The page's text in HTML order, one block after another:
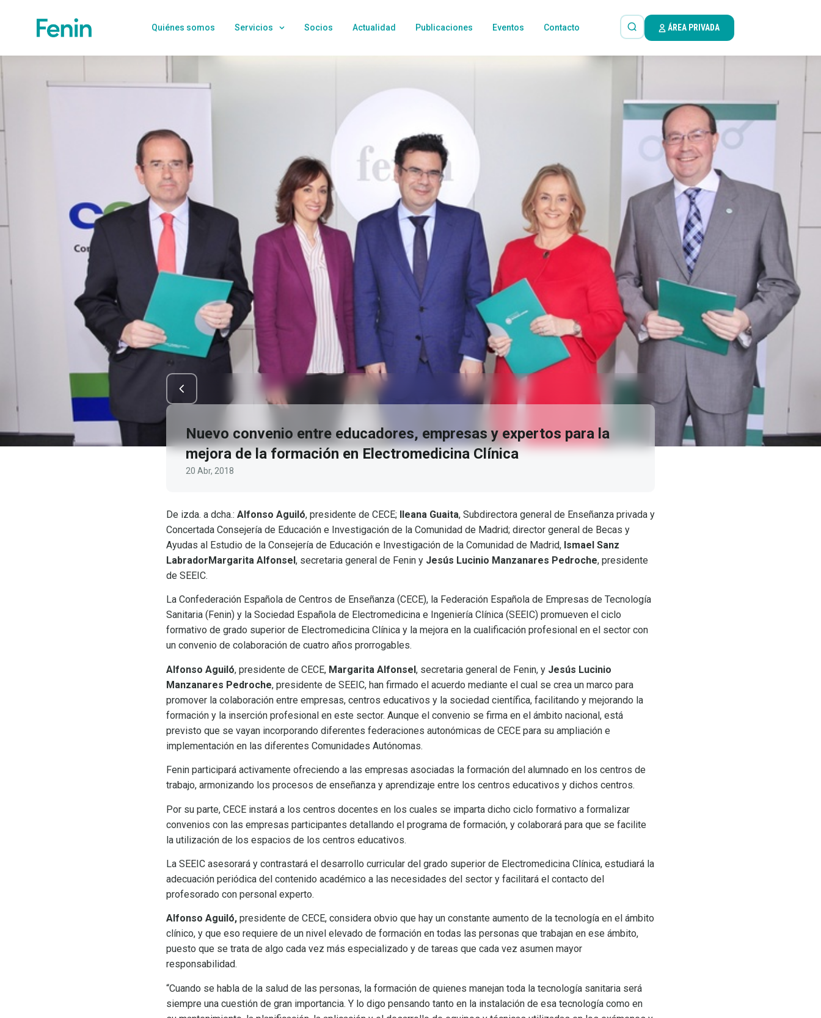
Quiénes somos Servicios Socios Actualidad Publicaciones Eventos Contacto ÁREA PRIVADA
Nuevo convenio entre educadores, empresas y expertos para la
mejora de la formación en Electromedicina Clínica
20 Abr, 2018
De izda. a dcha.: Alfonso Aguiló, presidente de CECE; Ileana Guaita, Subdirectora general de Enseñanza privada y
Concertada Consejería de Educación e Investigación de la Comunidad de Madrid; director general de Becas y
Ayudas al Estudio de la Consejería de Educación e Investigación de la Comunidad de Madrid, Ismael Sanz
LabradorMargarita Alfonsel, secretaria general de Fenin y Jesús Lucinio Manzanares Pedroche, presidente
de SEEIC.
La Confederación Española de Centros de Enseñanza (CECE), la Federación Española de Empresas de Tecnología
Sanitaria (Fenin) y la Sociedad Española de Electromedicina e Ingeniería Clínica (SEEIC) promueven el ciclo
formativo de grado superior de Electromedicina Clínica y la mejora en la cualificación profesional en el sector con
un convenio de colaboración de cuatro años prorrogables.
Alfonso Aguiló, presidente de CECE, Margarita Alfonsel, secretaria general de Fenin, y Jesús Lucinio
Manzanares Pedroche, presidente de SEEIC, han firmado el acuerdo mediante el cual se crea un marco para
promover la colaboración entre empresas, centros educativos y la sociedad científica, facilitando y mejorando la
formación y la inserción profesional en este sector. Aunque el convenio se firma en el ámbito nacional, está
previsto que se vayan incorporando diferentes federaciones autonómicas de CECE para su ampliación e
implementación en las diferentes Comunidades Autónomas.
Fenin participará activamente ofreciendo a las empresas asociadas la formación del alumnado en los centros de
trabajo, armonizando los procesos de enseñanza y aprendizaje entre los centros educativos y dichos centros.
Por su parte, CECE instará a los centros docentes en los cuales se imparta dicho ciclo formativo a formalizar
convenios con las empresas participantes detallando el programa de formación, y colaborará para que se facilite
la utilización de los espacios de los centros educativos.
La SEEIC asesorará y contrastará el desarrollo curricular del grado superior de Electromedicina Clínica, estudiará la
adecuación periódica del contenido académico a las necesidades del sector y facilitará el contacto del
profesorado con personal experto.
Alfonso Aguiló, presidente de CECE, considera obvio que hay un constante aumento de la tecnología en el ámbito
clínico, y que eso requiere de un nivel elevado de formación en todas las personas que trabajan en ese ámbito,
puesto que se trata de algo cada vez más especializado y de tareas que cada vez asumen mayor
responsabilidad.
“Cuando se habla de la salud de las personas, la formación de quienes manejan toda la tecnología sanitaria será
siempre una cuestión de gran importancia. Y lo digo pensando tanto en la instalación de esa tecnología como en